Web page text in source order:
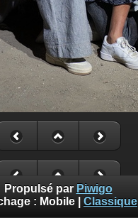
Propulsé par Piwigo
: Mobile Classique